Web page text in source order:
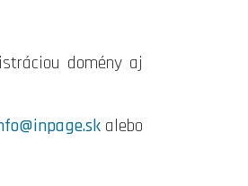
domény aj
alebo